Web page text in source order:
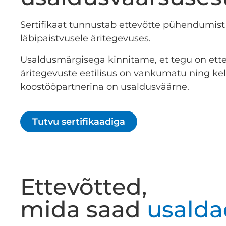
Sertifikaat tunnustab ettevõtte pühendumist
läbipaistvusele äritegevuses.
Usaldusmärgisega kinnitame, et tegu on
äritegevuste eetilisus on vankumatu ning
koostööpartnerina on usaldusväärne.
Tutvu sertifikaadiga
Ettevõtted,
mida saad